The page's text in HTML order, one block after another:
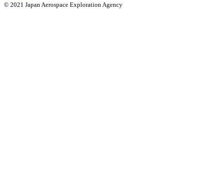
© 2021 Japan Aerospace Exploration Agency